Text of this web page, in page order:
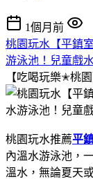
1個月前
桃園玩水【平鎮
游泳池！兒童戲
【吃喝玩樂✭桃園
桃園玩水推薦平
內溫水游泳池，
溫水，無論夏天